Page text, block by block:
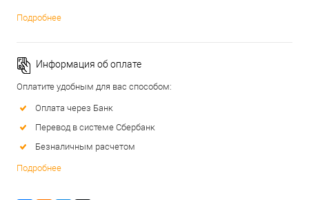
Подробнее
Информация об оплате
Оплатите удобным для вас способом:
Оплата через Банк
Перевод в системе Сбербанк
Безналичным расчетом
Подробнее